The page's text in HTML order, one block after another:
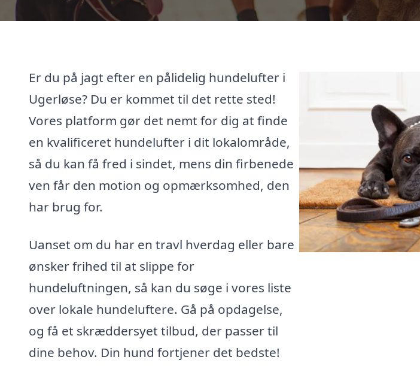
Er du på jagt efter en pålidelig hundelufter i
Ugerløse? Du er kommet til det rette sted!
Vores platform gør det nemt for dig at finde
en kvalificeret hundelufter i dit lokalområde,
så du kan få fred i sindet, mens din firbenede
ven får den motion og opmærksomhed, den
har brug for.
Uanset om du har en travl hverdag eller bare
ønsker frihed til at slippe for
hundeluftningen, så kan du søge i vores liste
over lokale hundeluftere. Gå på opdagelse,
og få et skræddersyet tilbud, der passer til
dine behov. Din hund fortjener det bedste!